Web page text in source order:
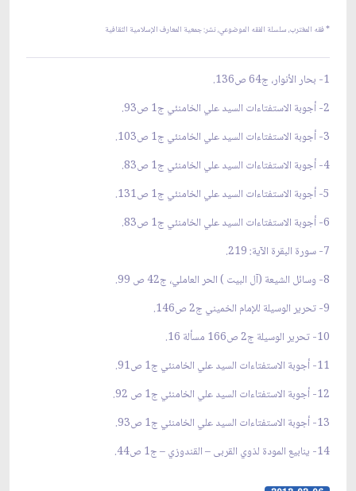
* فقه المغترب، سلسلة الفقه الموضوعي،نشر: جمعية المعارف الإسلامية الثقافية
1- بحار الأنوار، ج64 ص136.
2- أجوبة الاستفتاءات السيد علي الخامنئي ج1 ص93.
3- أجوبة الاستفتاءات السيد علي الخامنئي ج1 ص103.
4- أجوبة الاستفتاءات السيد علي الخامنئي ج1 ص83.
5- أجوبة الاستفتاءات السيد علي الخامنئي ج1 ص131.
6- أجوبة الاستفتاءات السيد علي الخامنئي ج1 ص83.
7- سورة البقرة الآية: 219.
8- وسائل الشيعة (آل البيت ) الحر العاملي، ج42 ص 99.
9- تحرير الوسيلة للإمام الخميني ج2 ص146.
10- تحرير الوسيلة ج2 ص166 مسألة 16.
11- أجوبة الاستفتاءات السيد علي الخامنئي ج1 ص91.
12- أجوبة الاستفتاءات السيد علي الخامنئي ج1 ص 92.
13- أجوبة الاستفتاءات السيد علي الخامنئي ج1 ص93.
14- ينابيع المودة لذوي القربى – القندوزي – ج1 ص44.